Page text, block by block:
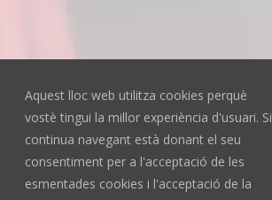
Aquest lloc web utilitza cookies perquè
vostè tingui la millor experiència d'usuari. Si
continua navegant està donant el seu
consentiment per a l'acceptació de les
esmentades cookies i l'acceptació de la